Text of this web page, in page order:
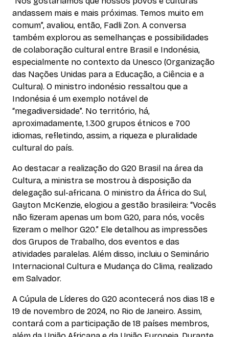
andassem mais e mais próximas. Temos muito em
comum”, avaliou, então, Fadli Zon. A conversa
também explorou as semelhanças e possibilidades
de colaboração cultural entre Brasil e Indonésia,
especialmente no contexto da Unesco (Organização
das Nações Unidas para a Educação, a Ciência e a
Cultura). O ministro indonésio ressaltou que a
Indonésia é um exemplo notável de
“megadiversidade”. No território, há,
aproximadamente, 1.300 grupos étnicos e 700
idiomas, refletindo, assim, a riqueza e pluralidade
cultural do país.
Ao destacar a realização do G20 Brasil na área da
Cultura, a ministra se mostrou à disposição da
delegação sul-africana. O ministro da África do Sul,
Gayton McKenzie, elogiou a gestão brasileira: “Vocês
não fizeram apenas um bom G20, para nós, vocês
fizeram o melhor G20.” Ele detalhou as impressões
dos Grupos de Trabalho, dos eventos e das
atividades paralelas. Além disso, incluiu o Seminário
Internacional Cultura e Mudança do Clima, realizado
em Salvador.
A Cúpula de Líderes do G20 acontecerá nos dias 18 e
19 de novembro de 2024, no Rio de Janeiro. Assim,
contará com a participação de 18 países membros,